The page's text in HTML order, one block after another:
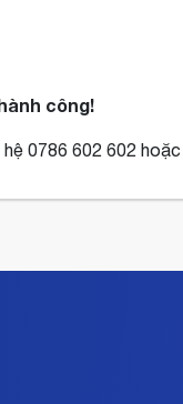
công!
hệ 0786 602 602 hoặc